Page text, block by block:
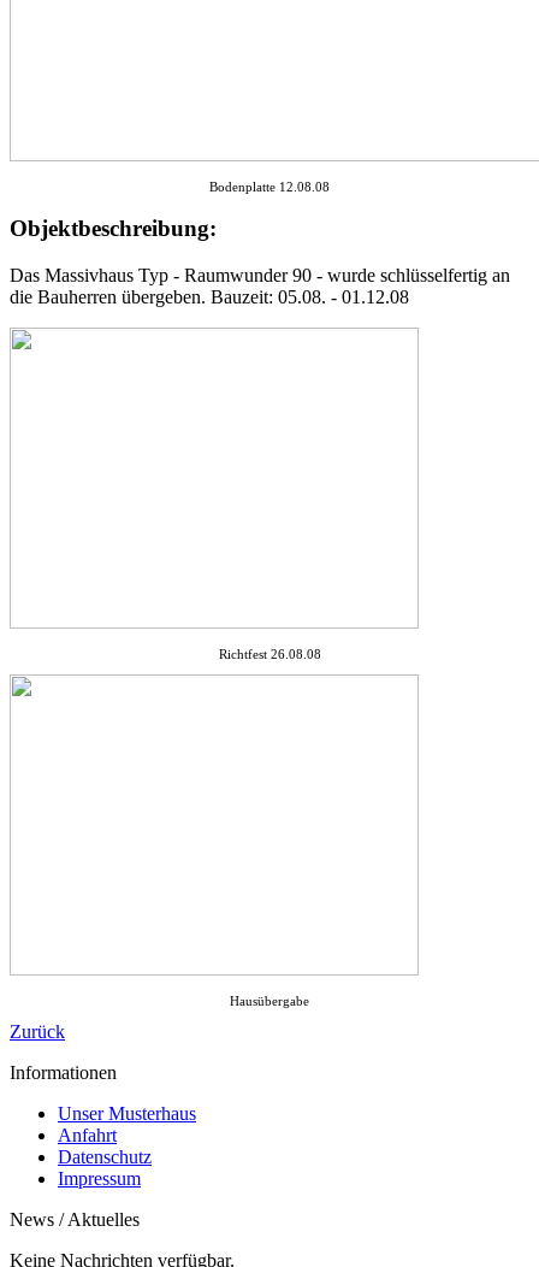
Bodenplatte 12.08.08
Objektbeschreibung:
Das Massivhaus Typ - Raumwunder 90 - wurde schlüsselfertig an
die Bauherren übergeben. Bauzeit: 05.08. - 01.12.08
Richtfest 26.08.08
Hausübergabe
Zurück
Informationen
Unser Musterhaus
Anfahrt
Datenschutz
Impressum
News / Aktuelles
Keine Nachrichten verfügbar.